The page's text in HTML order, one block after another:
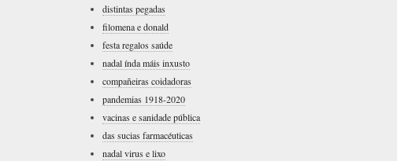
distintas pegadas
filomena e donald
festa regalos saúde
nadal índa máis inxusto
compañeiras coidadoras
pandemias 1918-2020
vacinas e sanidade pública
das sucias farmacéuticas
nadal virus e lixo